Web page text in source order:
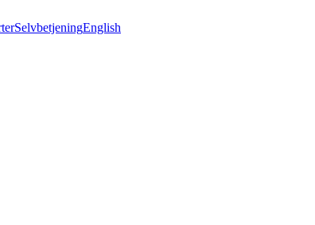
SelvbetjeningEnglish